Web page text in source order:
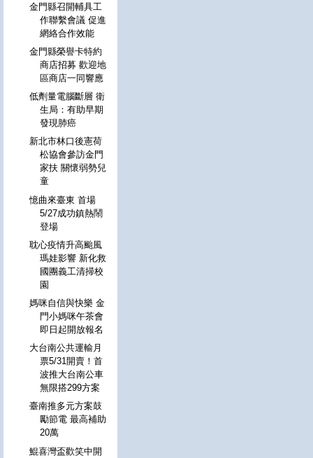
金門縣召開輔具工
作聯繫會議 促進
網絡合作效能
金門縣榮譽卡特約
商店招募 歡迎地
區商店一同響應
低劑量電腦斷層 衛
生局：有助早期
發現肺癌
新北市林口後憲荷
松協會參訪金門
家扶 關懷弱勢兒
童
憶曲來臺東 首場
5/27成功鎮熱鬧
登場
耽心疫情升高颱風
瑪娃影響 新化救
國團義工清掃校
園
媽咪自信與快樂 金
門小媽咪午茶會
即日起開放報名
大台南公共運輸月
票5/31開賣！首
波推大台南公車
無限搭299方案
臺南推多元方案鼓
勵節電 最高補助
20萬
鯤喜灣盃歡笑中開